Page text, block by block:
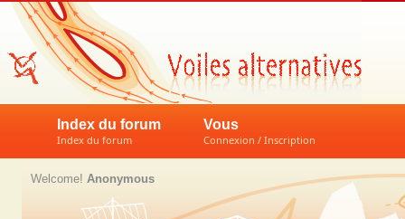
Index du forum
Index du forum
Vous
Connexion / Inscription
Welcome! Anonymous